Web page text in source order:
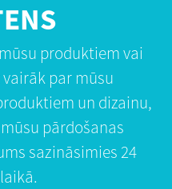
produktiem vai
par mūsu
un dizainu,
pārdošanas
sazināsimies 24